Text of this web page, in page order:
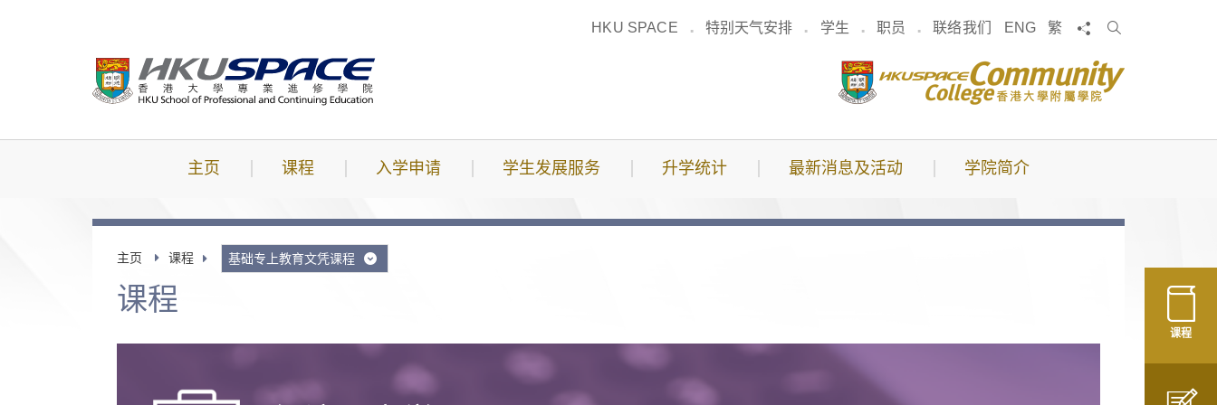
HKU SPACE 特别天气安排 学生 职员 联络我们 ENG 繁 分享
搜
主页 课程 入学申请 学生发展服务 升学统计 最新消息及活动 学院简介
课程
主页 课程 基础专上教育文凭课程
课程